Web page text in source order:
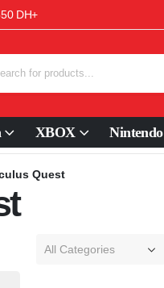
DH+
XBOX Nintendo
Quest
All Categories